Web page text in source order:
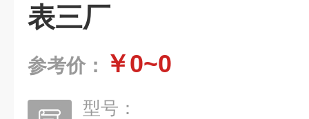
表三厂
参考价： ￥0~0
型号：